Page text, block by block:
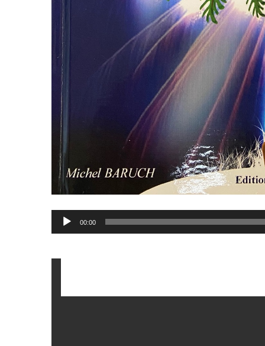
Lecteur
audio
00:00